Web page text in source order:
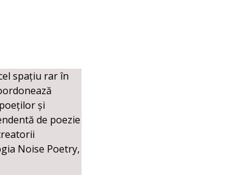
spațiu rar în
și
de poezie
Noise Poetry,